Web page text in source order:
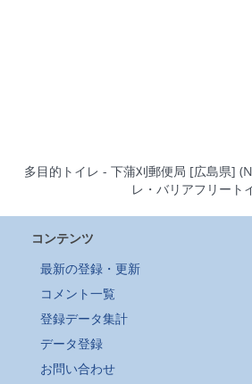
多目的トイレ - 下蒲刈郵便局 [広島県]
レ・バリアフリート
コンテンツ
最新の登録・更新
コメント一覧
登録データ集計
データ登録
お問い合わせ